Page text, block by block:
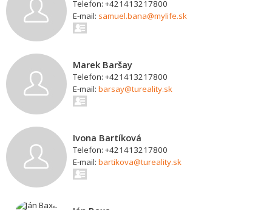
Telefon: +421413217800
E-mail: samuel.bana@mylife.sk
Marek Baršay
Telefon: +421413217800
E-mail: barsay@tureality.sk
Ivona Bartíková
Telefon: +421413217800
E-mail: bartikova@tureality.sk